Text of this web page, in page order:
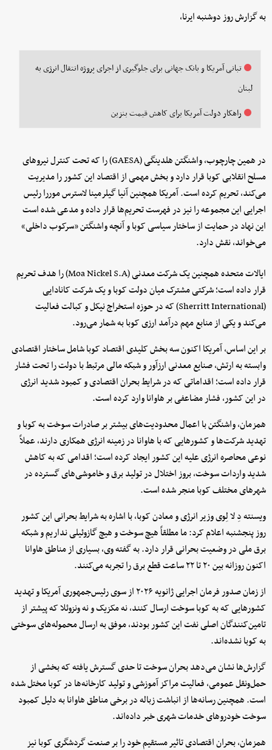
به گزارش روز دوشنبه ایرنا،
تبانی آمریکا و بانک جهانی برای جلوگیری از اجرای پروژه انتقال انرژی به
لبنان
راهکار دولت آمریکا برای کاهش قیمت بنزین
در همین چارچوب، واشنگتن هلدینگی (GAESA) را که تحت کنترل نیروهای
مسلح انقلابی کوبا قرار دارد و بخش مهمی از اقتصاد این کشور را مدیریت
می‌کند، تحریم کرده است. آمریکا همچنین آنیا گیلرمینا لاسترس موررا رئیس
اجرایی این مجموعه را نیز در فهرست تحریم‌ها قرار داده و مدعی شده است
این نهاد در حمایت از ساختار سیاسی کوبا و آنچه واشنگتن «سرکوب داخلی»
می‌خواند، نقش دارد.
ایالات متحده همچنین یک شرکت معدنی (Moa Nickel S.A) را هدف تحریم
قرار داده است؛ شرکتی مشترک میان دولت کوبا و یک شرکت کانادایی
(Sherritt International) که در حوزه استخراج نیکل و کبالت فعالیت
می‌کند و یکی از منابع مهم درآمد ارزی کوبا به شمار می‌رود.
بر این اساس، آمریکا اکنون سه بخش کلیدی اقتصاد کوبا شامل ساختار اقتصادی
وابسته به ارتش، صنایع معدنی ارزآور و شبکه مالی مرتبط با دولت را تحت فشار
قرار داده است؛ اقداماتی که در شرایط بحران اقتصادی و کمبود شدید انرژی
در این کشور، فشار مضاعفی بر هاوانا وارد کرده است.
همزمان، واشنگتن با اعمال محدودیت‌های بیشتر بر صادرات سوخت به کوبا و
تهدید شرکت‌ها و کشورهایی که با هاوانا در زمینه انرژی همکاری دارند، عملاً
نوعی محاصره انرژی علیه این کشور ایجاد کرده است؛ اقدامی که به کاهش
شدید واردات سوخت، بروز اختلال در تولید برق و خاموشی‌های گسترده در
شهرهای مختلف کوبا منجر شده است.
ویسنته دِ لا لِوی وزیر انرژی و معادن کوبا، با اشاره به شرایط بحرانی این کشور
روز پنجشنبه اعلام کرد: ما مطلقاً هیچ سوخت و هیچ گازوئیلی نداریم و شبکه
برق ملی در وضعیت بحرانی قرار دارد. به گفته وی، بسیاری از مناطق هاوانا
اکنون روزانه بین ۲۰ تا ۲۲ ساعت قطع برق را تجربه می‌کنند.
از زمان صدور فرمان اجرایی ژانویه ۲۰۲۶ از سوی رئیس‌جمهوری آمریکا و تهدید
کشورهایی که به کوبا سوخت ارسال کنند، نه مکزیک و نه ونزوئلا که پیشتر از
تامین‌کنندگان اصلی نفت این کشور بودند، موفق به ارسال محموله‌های سوختی
به کوبا نشده‌اند.
گزارش‌ها نشان می‌دهد بحران سوخت تا حدی گسترش یافته که بخشی از
حمل‌ونقل عمومی، فعالیت مراکز آموزشی و تولید کارخانه‌ها در کوبا مختل شده
است. همچنین رسانه‌ها از انباشت زباله در برخی مناطق هاوانا به دلیل کمبود
سوخت خودروهای خدمات شهری خبر داده‌اند.
همزمان، بحران اقتصادی تاثیر مستقیم خود را بر صنعت گردشگری کوبا نیز